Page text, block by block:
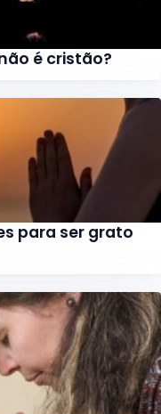
é cristão?
para ser grato